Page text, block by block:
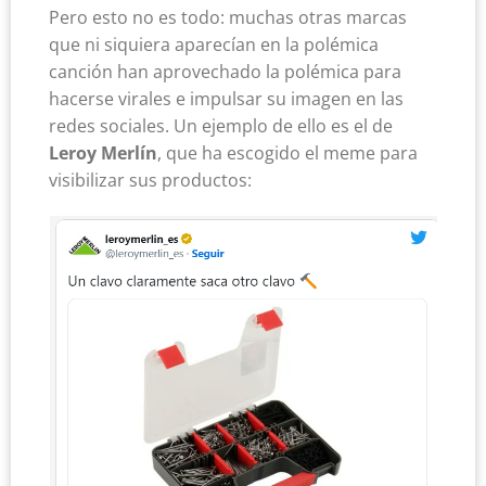
Pero esto no es todo: muchas otras marcas
que ni siquiera aparecían en la polémica
canción han aprovechado la polémica para
hacerse virales e impulsar su imagen en las
redes sociales. Un ejemplo de ello es el de
Leroy Merlín, que ha escogido el meme para
visibilizar sus productos: